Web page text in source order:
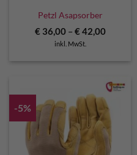
Petzl Asapsorber
€36,00– €42,00
inkl. MwSt.
-5%